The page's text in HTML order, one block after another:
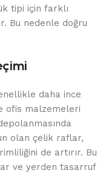
tipi için farklı
Bu nedenle doğru
daha ince
ofis malzemeleri
olan çelik raflar,
de artırır. Bu
ve yerden tasarruf